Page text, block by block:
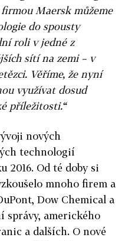
Maersk můžeme
do spousty
roli v jedné z
sítí na zemi – v
Věříme, že nyní
využívat dosud
příležitosti.“
nových
technologií
2016. Od té doby si
mnoho firem a
Dow Chemical a
správy, amerického
a dalších. O nové